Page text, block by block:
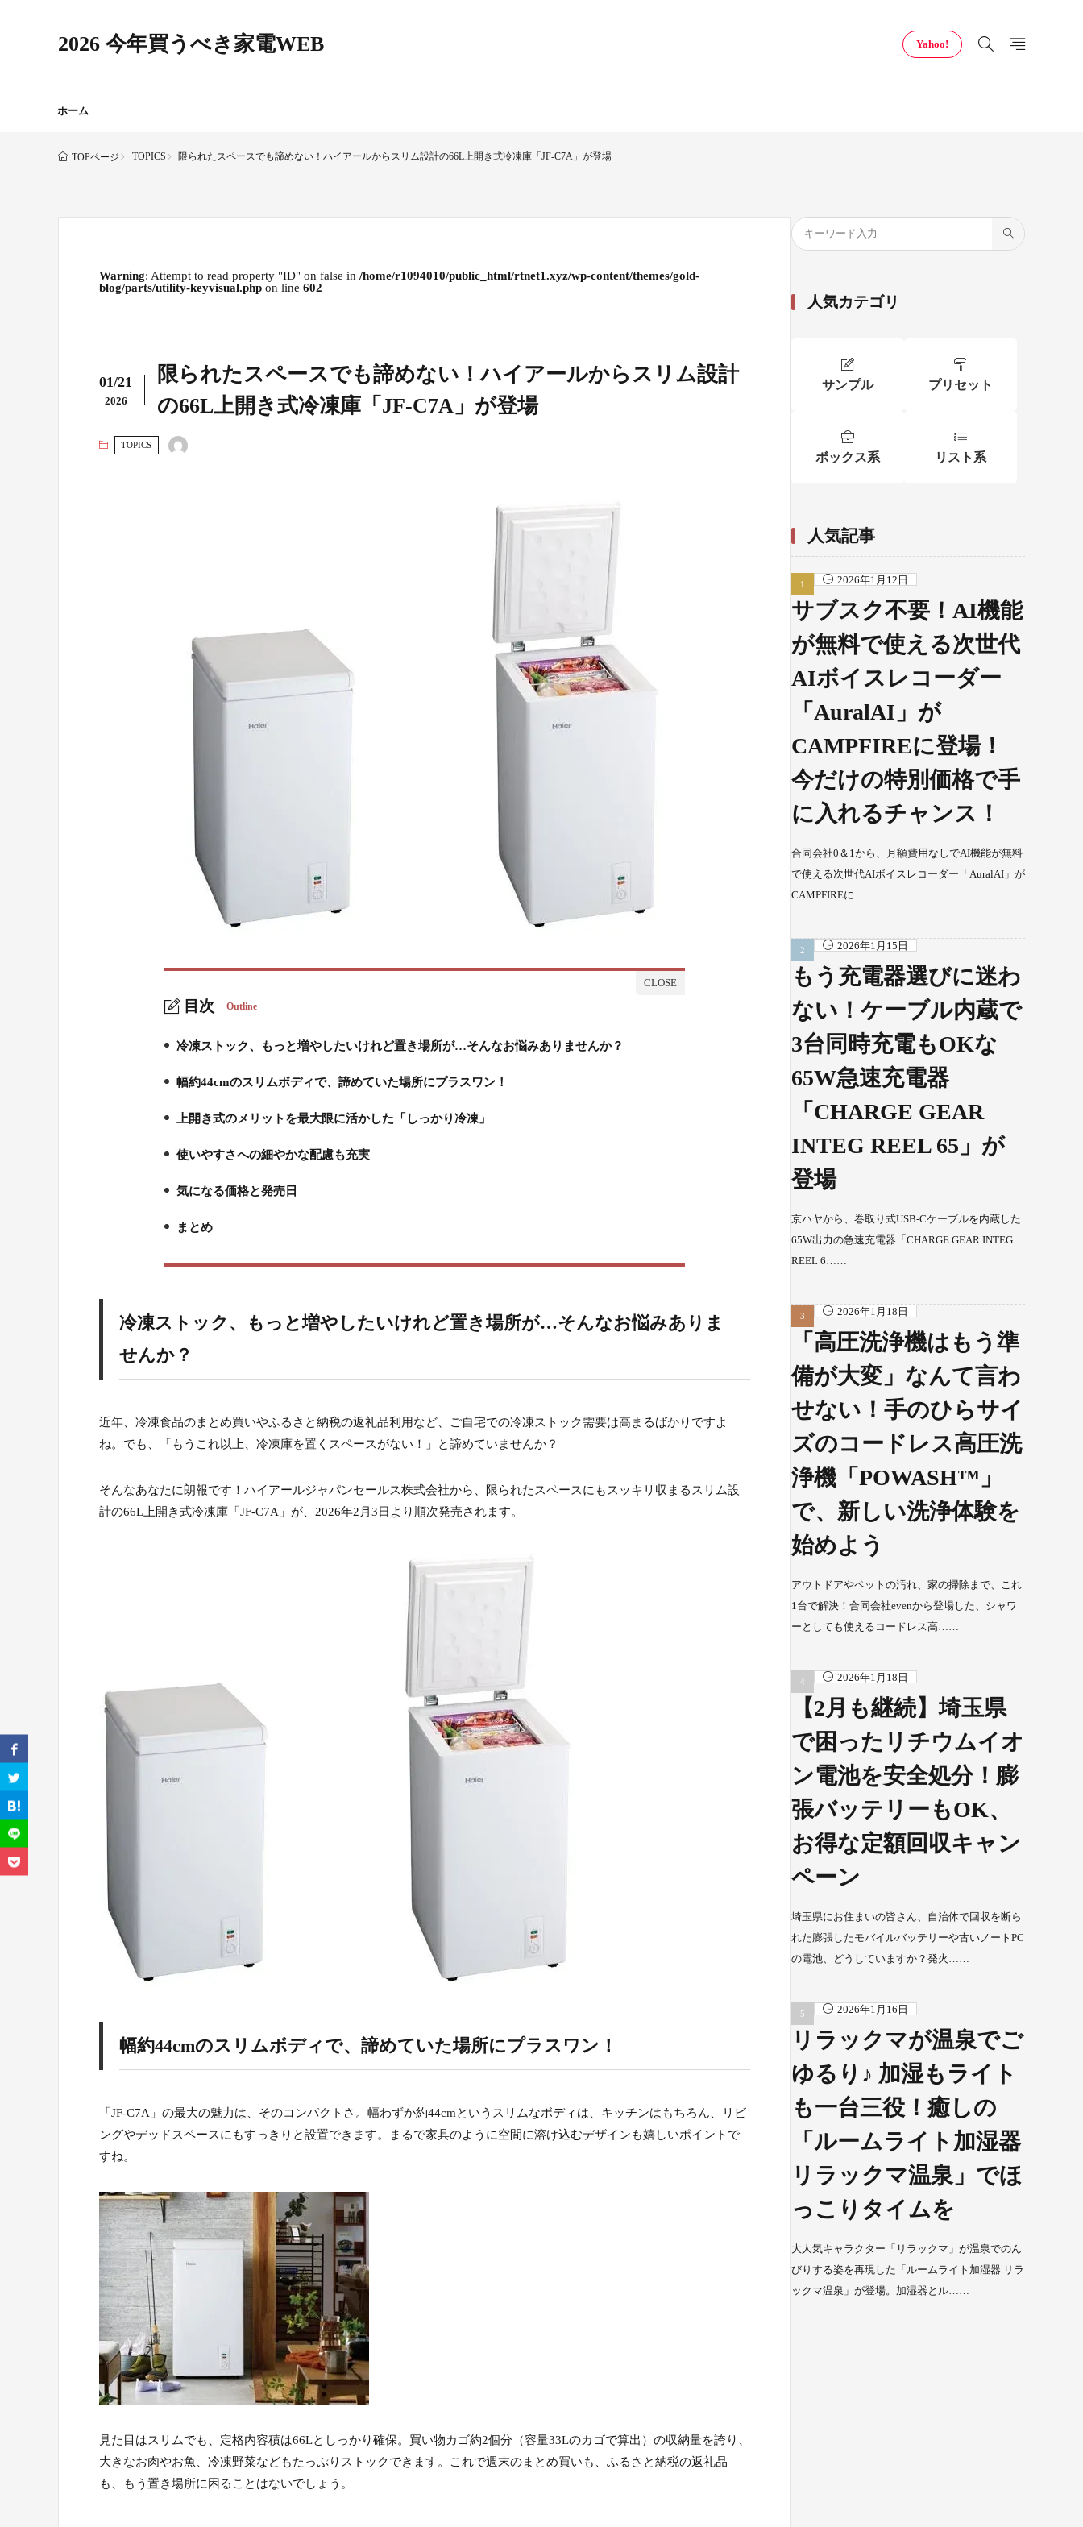
2026 今年買うべき家電WEB Yahoo!
ホーム
TOPページ TOPICS 限られたスペースでも諦めない！ハイアールからスリム設計の66L上開き式冷凍庫「JF-C7A」が登場
Warning: Attempt to read property "ID" on false in /home/r1094010/public_html/rtnet1.xyz/wp-content/themes/gold-
blog/parts/utility-keyvisual.php on line 602
01/21
2026
限られたスペースでも諦めない！ハイアールからスリム設計
の66L上開き式冷凍庫「JF-C7A」が登場
TOPICS
目次 Outline
1.
冷凍ストック、もっと増やしたいけれど置き場所が…そんなお悩みありませんか？
2.
幅約44cmのスリムボディで、諦めていた場所にプラスワン！
3.
上開き式のメリットを最大限に活かした「しっかり冷凍」
4.
使いやすさへの細やかな配慮も充実
5.
気になる価格と発売日
まとめ
冷凍ストック、もっと増やしたいけれど置き場所が…そんなお悩みありま
せんか？
近年、冷凍食品のまとめ買いやふるさと納税の返礼品利用など、ご自宅での冷凍ストック需要は高まるばかりですよ
ね。でも、「もうこれ以上、冷凍庫を置くスペースがない！」と諦めていませんか？
そんなあなたに朗報です！ハイアールジャパンセールス株式会社から、限られたスペースにもスッキリ収まるスリム設
計の66L上開き式冷凍庫「JF-C7A」が、2026年2月3日より順次発売されます。
幅約44cmのスリムボディで、諦めていた場所にプラスワン！
「JF-C7A」の最大の魅力は、そのコンパクトさ。幅わずか約44cmというスリムなボディは、キッチンはもちろん、リビ
ングやデッドスペースにもすっきりと設置できます。まるで家具のように空間に溶け込むデザインも嬉しいポイントで
すね。
見た目はスリムでも、定格内容積は66Lとしっかり確保。買い物カゴ約2個分（容量33Lのカゴで算出）の収納量を誇り、
大きなお肉やお魚、冷凍野菜などもたっぷりストックできます。これで週末のまとめ買いも、ふるさと納税の返礼品
も、もう置き場所に困ることはないでしょう。
人気カテゴリ
サンプル プリセット
ボックス系 リスト系
人気記事
2026年1月12日
サブスク不要！AI機能
が無料で使える次世代
AIボイスレコーダー
「AuralAI」が
CAMPFIREに登場！
今だけの特別価格で手
に入れるチャンス！
合同会社0＆1から、月額費用なしでAI機能が無料
で使える次世代AIボイスレコーダー「AuralAI」が
CAMPFIREに……
2026年1月15日
もう充電器選びに迷わ
ない！ケーブル内蔵で
3台同時充電もOKな
65W急速充電器
「CHARGE GEAR
INTEG REEL 65」が
登場
京ハヤから、巻取り式USB-Cケーブルを内蔵した
65W出力の急速充電器「CHARGE GEAR INTEG
REEL 6……
2026年1月18日
「高圧洗浄機はもう準
備が大変」なんて言わ
せない！手のひらサイ
ズのコードレス高圧洗
浄機「POWASH™」
で、新しい洗浄体験を
始めよう
アウトドアやペットの汚れ、家の掃除まで、これ
1台で解決！合同会社evenから登場した、シャワ
ーとしても使えるコードレス高……
2026年1月18日
【2月も継続】埼玉県
で困ったリチウムイオ
ン電池を安全処分！膨
張バッテリーもOK、
お得な定額回収キャン
ペーン
埼玉県にお住まいの皆さん、自治体で回収を断ら
れた膨張したモバイルバッテリーや古いノートPC
の電池、どうしていますか？発火……
2026年1月16日
リラックマが温泉でご
ゆるり♪ 加湿もライト
も一台三役！癒しの
「ルームライト加湿器
リラックマ温泉」でほ
っこりタイムを
大人気キャラクター「リラックマ」が温泉でのん
びりする姿を再現した「ルームライト加湿器 リラ
ックマ温泉」が登場。加湿器とル……